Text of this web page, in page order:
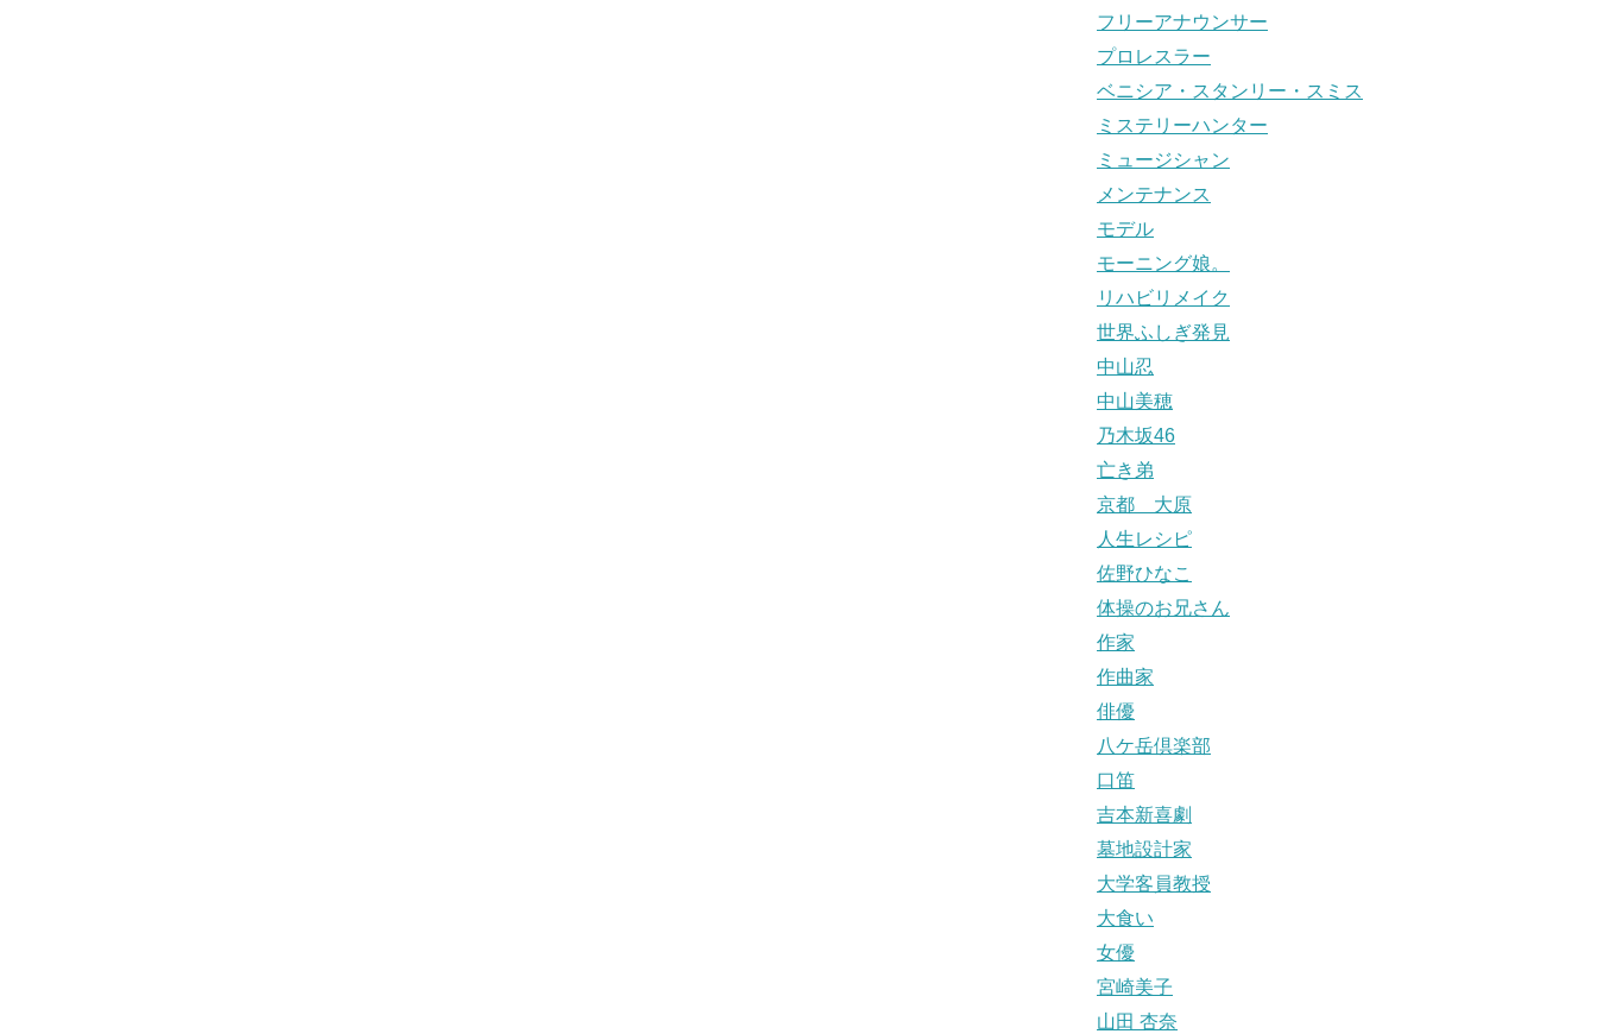
フリーアナウンサー
プロレスラー
ベニシア・スタンリー・スミス
ミステリーハンター
ミュージシャン
メンテナンス
モデル
モーニング娘。
リハビリメイク
世界ふしぎ発見
中山忍
中山美穂
乃木坂46
亡き弟
京都 大原
人生レシピ
佐野ひなこ
体操のお兄さん
作家
作曲家
俳優
八ケ岳倶楽部
口笛
吉本新喜劇
墓地設計家
大学客員教授
大食い
女優
宮崎美子
山田 杏奈